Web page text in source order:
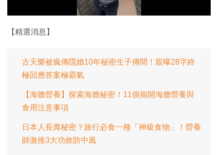
影
【精選消息】
古天樂被瘋傳隱婚10年秘密生子傳聞！親曝28字終
極回應答案極霸氣
【海膽營養】探索海膽秘密！11個揭開海膽營養與
食用注意事項
日本人長壽秘密？旅行必食一種「神級食物」！營養
師激推3大功效防中風